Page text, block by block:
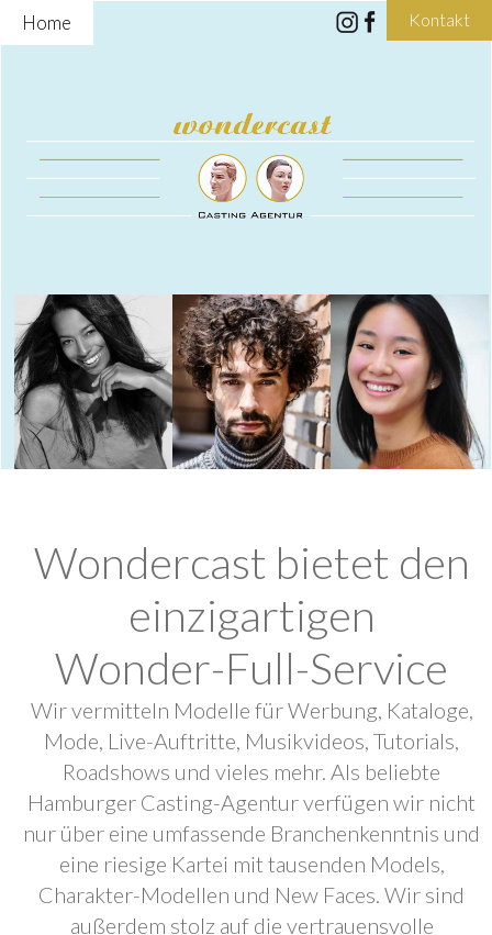
Home Kontakt
Wondercast bietet den
einzigartigen
Wonder-Full-Service
Wir vermitteln Modelle für Werbung, Kataloge,
Mode, Live-Auftritte, Musikvideos, Tutorials,
Roadshows und vieles mehr. Als beliebte
Hamburger Casting-Agentur verfügen wir nicht
nur über eine umfassende Branchenkenntnis und
eine riesige Kartei mit tausenden Models,
Charakter-Modellen und New Faces. Wir sind
außerdem stolz auf die vertrauensvolle